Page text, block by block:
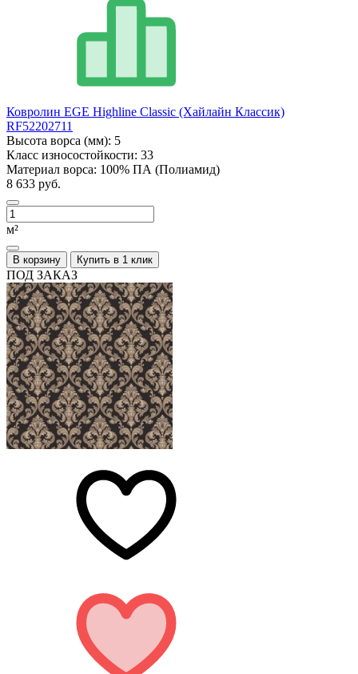
Ковролин EGE Highline Classic (Хайлайн Классик)
RF52202711
Высота ворса (мм): 5
Класс износостойкости: 33
Материал ворса: 100% ПА (Полиамид)
8 633 руб.
м²
В корзину Купить в 1 клик
ПОД ЗАКАЗ